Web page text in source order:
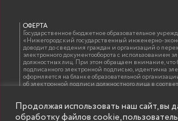
ОФЕРТА
Государственное бюджетное образовательное
«Нижегородский государственный инженерно-
доводит до сведения граждан и организаций о
электронного документооборота с использованием
должностных лиц. При этом обращаем внимание,
подписанного электронной подписью, идентична
оформляется на бланке образовательной
об электронной подписи должностного лица в
Продолжая использовать наш сайт, вы
обработку файлов cookie,